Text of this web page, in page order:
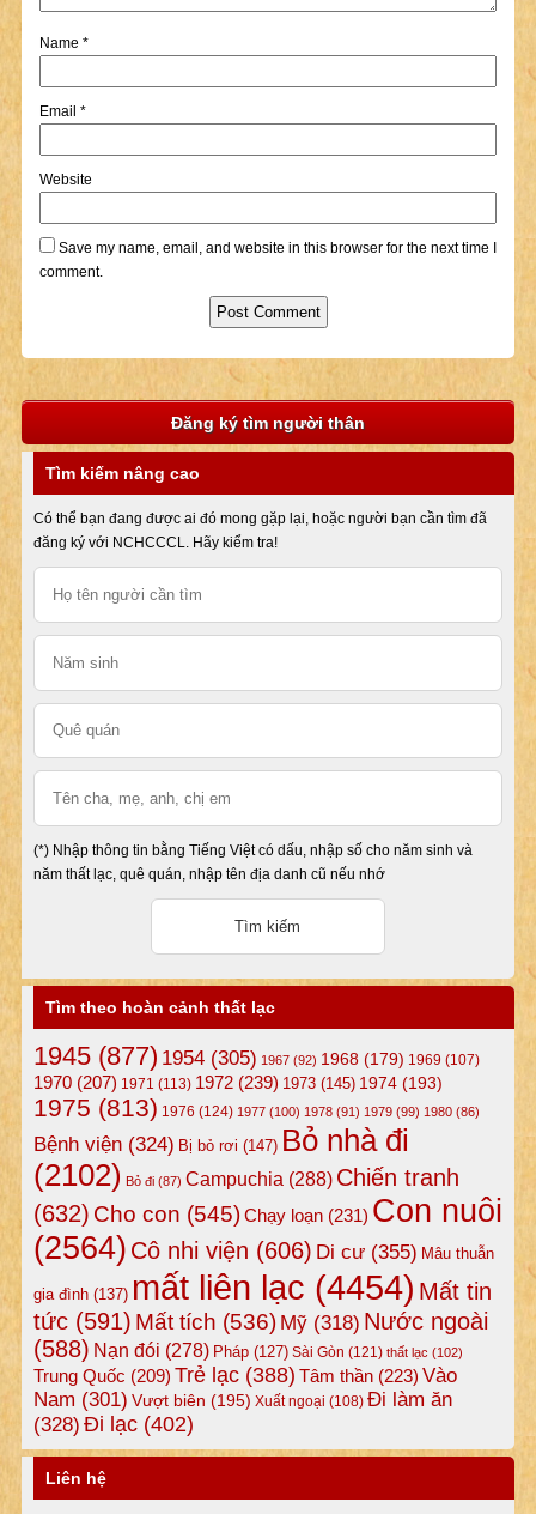
Name *
Email *
Website
Save my name, email, and website in this browser for the next time I
comment.
Đăng ký tìm người thân
Tìm kiếm nâng cao
Có thể bạn đang được ai đó mong gặp lại, hoặc người bạn cần tìm đã
đăng ký với NCHCCCL. Hãy kiểm tra!
(*) Nhập thông tin bằng Tiếng Việt có dấu, nhập số cho năm sinh và
năm thất lạc, quê quán, nhập tên địa danh cũ nếu nhớ
Tìm theo hoàn cảnh thất lạc
1945(877) 1954(305) 1967(92) 1968(179) 1969 (107)
1970(207) 1971 (113) 1972(239) 1973(145) 1974(193)
1975 (813) 1976 (124) 1977(100) 1978(91) 1979(99) 1980(86)
Bệnh viện(324) Bị bỏ rơi (147) Bỏ nhà đi
(2102) Bỏ đi(87) Campuchia (288) Chiến tranh
(632) Cho con (545)Chạy loạn(231) Con nuôi
(2564) Cô nhi viện (606) Di cư(355) Mâu thuẫn
gia đình(137) mất liên lạc (4454) Mất tin
tức(591) Mất tích (536) Mỹ(318) Nước ngoài
(588) Nạn đói (278) Pháp(127) Sài Gòn (121) thất lạc (102)
Trung Quốc (209) Trẻ lạc(388) Tâm thần(223) Vào
Nam (301) Vượt biên (195) Xuất ngoại (108) Đi làm ăn
(328) Đi lạc(402)
Liên hệ